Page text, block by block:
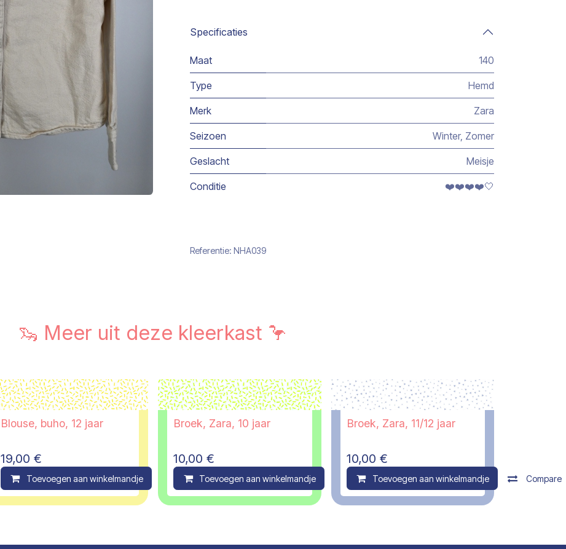
Specificaties
Maat 140
Type Hemd
Merk Zara
Seizoen Winter, Zomer
Geslacht Meisje
Conditie ❤️❤️❤️❤️🤍
Referentie: NHA039
🦦 Meer uit deze kleerkast 🦩
Compare
Blouse, buho, 12 jaar
19,00 €
Toevoegen aan winkelmandje Compare
Broek, Zara, 10 jaar
10,00 €
Toevoegen aan winkelmandje Compare
Broek, Zara, 11/12 jaar
10,00 €
Toevoegen aan winkelmandje Compare